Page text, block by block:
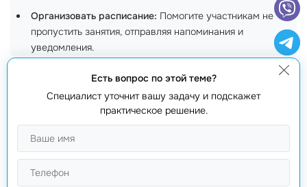
Организовать расписание: Помогите участникам не
пропустить занятия, отправляя напоминания и
уведомления.
4. В рамках корпоративного обучения
Многие компании применяютчат-ботов для
обучения и проверки знанийсвоих сотрудников.
Боты могут использоваться для:
Есть вопрос по этой теме?
Специалист уточнит вашу задачу и подскажет
практическое решение.